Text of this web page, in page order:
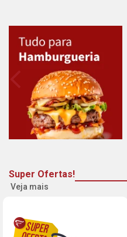
Super Ofertas!
Veja mais